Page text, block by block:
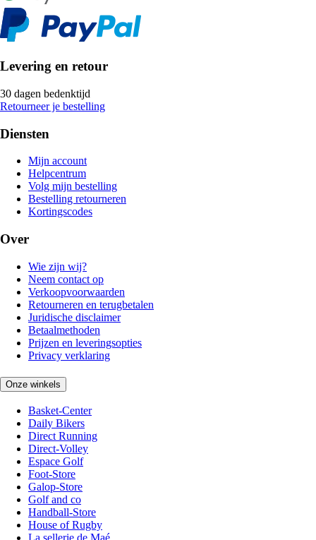
Levering en retour
30 dagen bedenktijd
Retourneer je bestelling
Diensten
Mijn account
Helpcentrum
Volg mijn bestelling
Bestelling retourneren
Kortingscodes
Over
Wie zijn wij?
Neem contact op
Verkoopvoorwaarden
Retourneren en terugbetalen
Juridische disclaimer
Betaalmethoden
Prijzen en leveringsopties
Privacy verklaring
Onze winkels
Basket-Center
Daily Bikers
Direct Running
Direct-Volley
Espace Golf
Foot-Store
Galop-Store
Golf and co
Handball-Store
House of Rugby